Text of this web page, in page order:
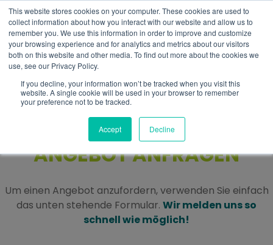
This website stores cookies on your computer. These cookies are used to
collect information about how you interact with our website and allow us to
remember you. We use this information in order to improve and customize
your browsing experience and for analytics and metrics about our visitors
both on this website and other media. To find out more about the cookies we
use, see our Privacy Policy.
If you decline, your information won’t be tracked when you visit this
website. A single cookie will be used in your browser to remember
your preference not to be tracked.
Accept Decline
DE
ANGEBOT ANFRAGEN
Um einen Angebot anzufordern, verwenden Sie einfach
das unten stehende Formular. Wir melden uns so
schnell wie möglich!